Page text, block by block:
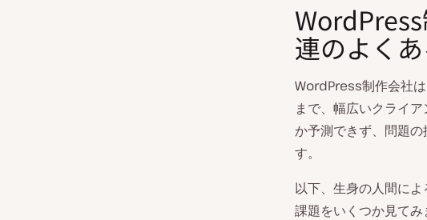
連のよく
WordPress制作会社
まで、幅広いクライ
か予測できず、問題
す。
以下、生身の人間に
課題をいくつか見てみ